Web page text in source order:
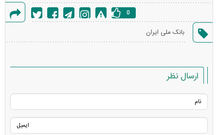
خطا
0
بانک ملی ایران
ارسال نظر